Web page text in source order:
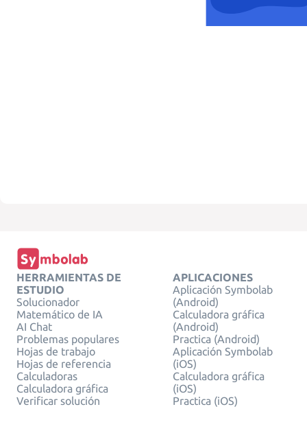
HERRAMIENTAS DE
ESTUDIO
Solucionador
Matemático de IA
AI Chat
Problemas populares
Hojas de trabajo
Hojas de referencia
Calculadoras
Calculadora gráfica
Verificar solución
APLICACIONES
Aplicación Symbolab
(Android)
Calculadora gráfica
(Android)
Practica (Android)
Aplicación Symbolab
(iOS)
Calculadora gráfica
(iOS)
Practica (iOS)